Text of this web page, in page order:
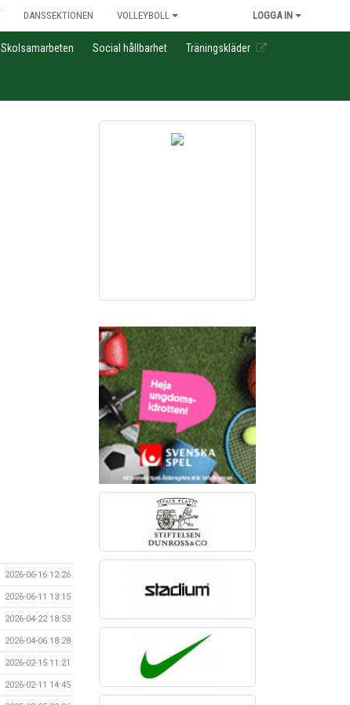
DANSSEKTIONEN VOLLEYBOLL LOGGA IN
Skolsamarbeten Social hållbarhet Träningskläder
2026-06-16 12:26
2026-06-11 13:15
2026-04-22 18:53
2026-04-06 18:28
2026-02-15 11:21
2026-02-11 14:45